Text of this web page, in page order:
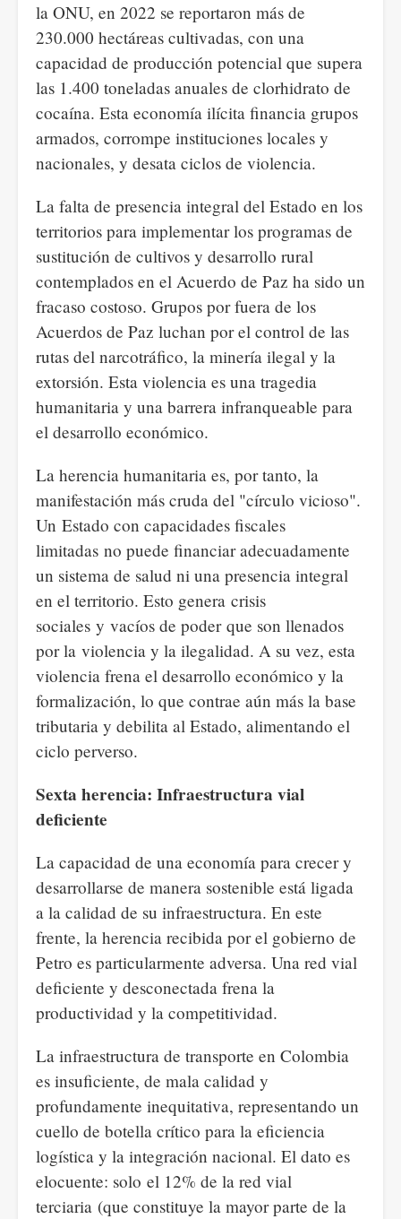
la ONU, en 2022 se reportaron más de
230.000 hectáreas cultivadas, con una
capacidad de producción potencial que supera
las 1.400 toneladas anuales de clorhidrato de
cocaína. Esta economía ilícita financia grupos
armados, corrompe instituciones locales y
nacionales, y desata ciclos de violencia.
La falta de presencia integral del Estado en los
territorios para implementar los programas de
sustitución de cultivos y desarrollo rural
contemplados en el Acuerdo de Paz ha sido un
fracaso costoso. Grupos por fuera de los
Acuerdos de Paz luchan por el control de las
rutas del narcotráfico, la minería ilegal y la
extorsión. Esta violencia es una tragedia
humanitaria y una barrera infranqueable para
el desarrollo económico.
La herencia humanitaria es, por tanto, la
manifestación más cruda del "círculo vicioso".
Un Estado con capacidades fiscales
limitadas no puede financiar adecuadamente
un sistema de salud ni una presencia integral
en el territorio. Esto genera crisis
sociales y vacíos de poder que son llenados
por la violencia y la ilegalidad. A su vez, esta
violencia frena el desarrollo económico y la
formalización, lo que contrae aún más la base
tributaria y debilita al Estado, alimentando el
ciclo perverso.
Sexta herencia: Infraestructura vial
deficiente
La capacidad de una economía para crecer y
desarrollarse de manera sostenible está ligada
a la calidad de su infraestructura. En este
frente, la herencia recibida por el gobierno de
Petro es particularmente adversa. Una red vial
deficiente y desconectada frena la
productividad y la competitividad.
La infraestructura de transporte en Colombia
es insuficiente, de mala calidad y
profundamente inequitativa, representando un
cuello de botella crítico para la eficiencia
logística y la integración nacional. El dato es
elocuente: solo el 12% de la red vial
terciaria (que constituye la mayor parte de la